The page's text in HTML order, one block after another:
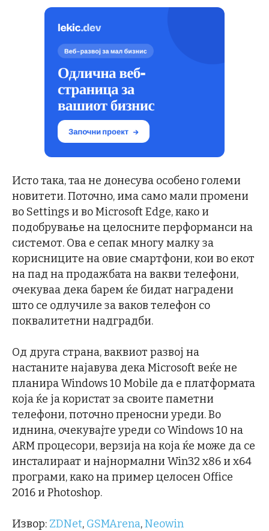
Исто така, таа не донесува особено големи
новитети. Поточно, има само мали промени
во Settings и во Microsoft Edge, како и
подобрување на целосните перформанси на
системот. Ова е сепак многу малку за
корисниците на овие смартфони, кои во екот
на пад на продажбата на вакви телефони,
очекуваа дека барем ќе бидат наградени
што се одлучиле за ваков телефон со
поквалитетни надградби.
Од друга страна, ваквиот развој на
настаните најавува дека Microsoft веќе не
планира Windows 10 Mobile да е платформата
која ќе ја користат за своите паметни
телефони, поточно преносни уреди. Во
иднина, очекувајте уреди со Windows 10 на
ARM процесори, верзија на која ќе може да се
инсталираат и најнормални Win32 x86 и x64
програми, како на пример целосен Office
2016 и Photoshop.
Извор: ZDNet, GSMArena,Neowin